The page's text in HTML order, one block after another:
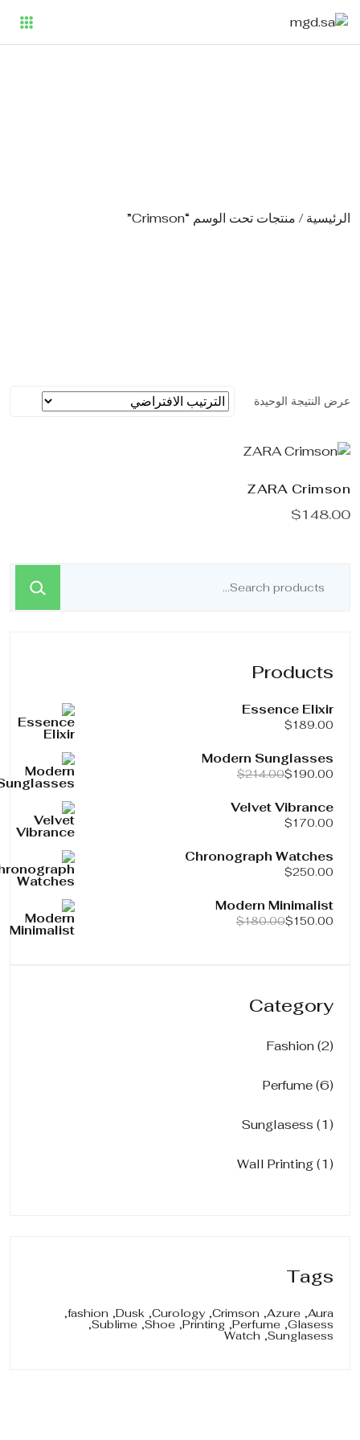
/ منتجات تحت الوسم “Crimson”
النتيجة الوحيدة
ZARA
$
Products
Essence Elixir
$189.00
Modern Sunglasses
$190.00
$214.00
Velvet Vibrance
$170.00
Chronograph Watches
$250.00
Modern Minimalist
$150.00
$180.00
Category
Fashion
Perfume 6
Sunglasess
Wall Printing
Tags
Aura,
Azure,
Crimson,
Curology,
Dusk,
fashion,
Glasess,
Perfume,
Printing,
Shoe,
Sublime,
Sunglasess,
Watch